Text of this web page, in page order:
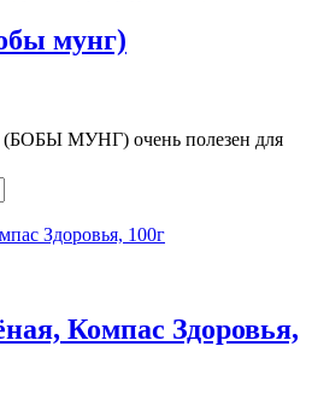
мунг)
МУНГ) очень полезен для
Компас Здоровья,